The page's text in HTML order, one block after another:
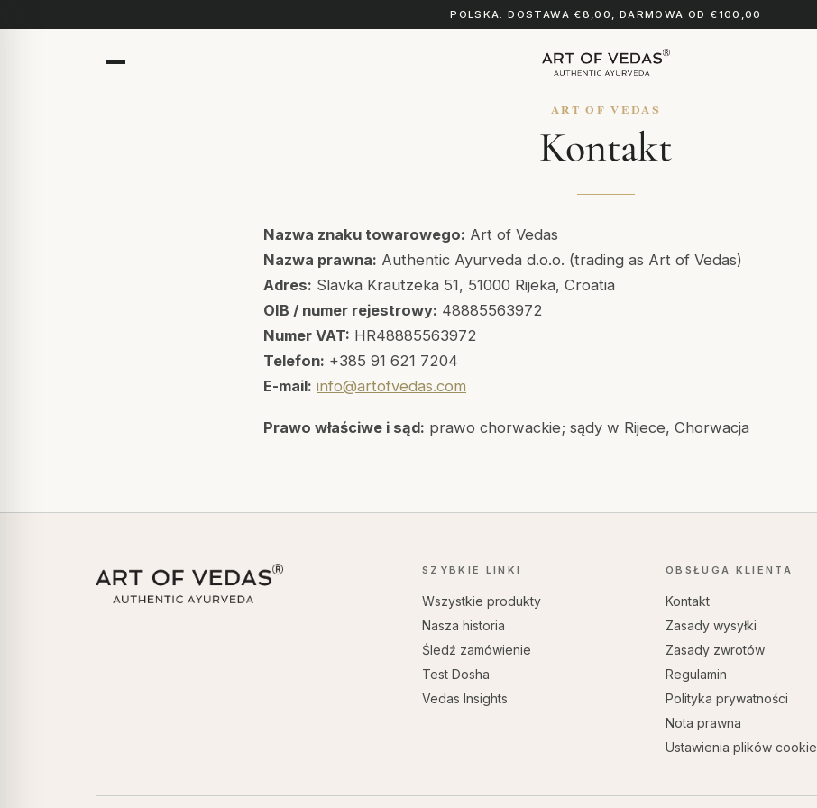
POLSKA: DOSTAWA €8,00, DARMOWA OD €100,00
ART OF VEDAS
Kontakt
Nazwa znaku towarowego: Art of Vedas
Nazwa prawna: Authentic Ayurveda d.o.o. (trading as Art of Vedas)
Adres: Slavka Krautzeka 51, 51000 Rijeka, Croatia
OIB / numer rejestrowy: 48885563972
Numer VAT: HR48885563972
Telefon: +385 91 621 7204
E-mail: info@artofvedas.com
Prawo właściwe i sąd: prawo chorwackie; sądy w Rijece, Chorwacja
SZYBKIE LINKI
Wszystkie produkty
Nasza historia
Śledź zamówienie
Test Dosha
Vedas Insights
OBSŁUGA KLIENTA
Kontakt
Zasady wysyłki
Zasady zwrotów
Regulamin
Polityka prywatności
Nota prawna
Ustawienia plików cookie